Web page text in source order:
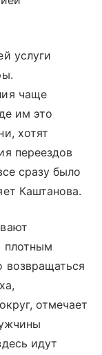
услуги
чаще
им это
хотят
переездов
сразу было
Каштанова.
плотным
отмечает
идут